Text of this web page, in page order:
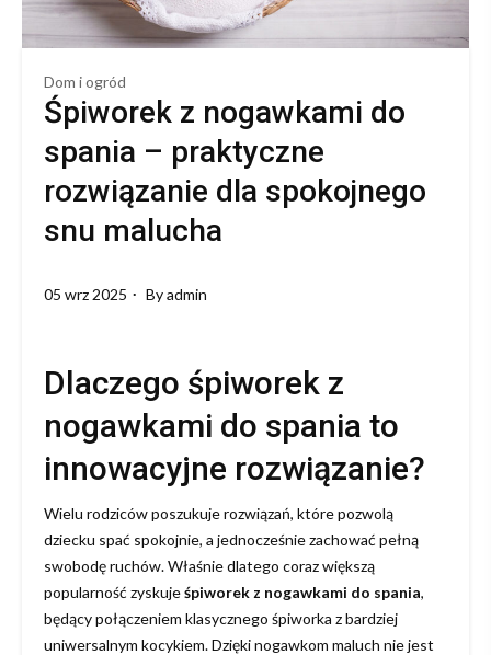
Dom i ogród
Śpiworek z nogawkami do
spania – praktyczne
rozwiązanie dla spokojnego
snu malucha
05 wrz 2025 Byadmin
Dlaczego śpiworek z
nogawkami do spania to
innowacyjne rozwiązanie?
Wielu rodziców poszukuje rozwiązań, które pozwolą
dziecku spać spokojnie, a jednocześnie zachować pełną
swobodę ruchów. Właśnie dlatego coraz większą
popularność zyskujeśpiworek z nogawkami do spania,
będący połączeniem klasycznego śpiworka z bardziej
uniwersalnym kocykiem. Dzięki nogawkom maluch nie jest